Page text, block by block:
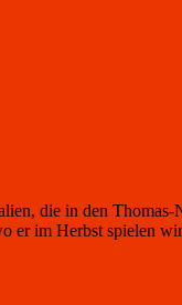
die in den
er im Herbst spielen